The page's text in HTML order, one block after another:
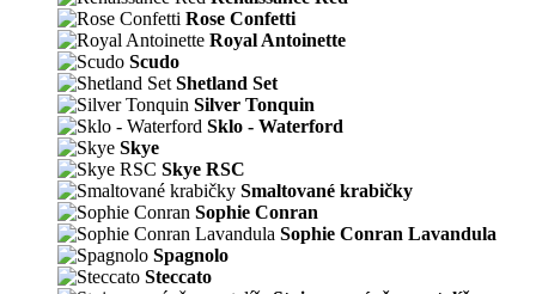
Rose Confetti
Royal Antoinette
Scudo
Shetland Set
Silver Tonquin
Sklo - Waterford
Skye
Skye RSC
Smaltované krabičky
Sophie Conran
Sophie Conran Lavandula
Spagnolo
Steccato